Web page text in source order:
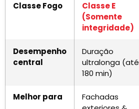
Classe Fogo
Classe E
(Somente
integridade)
Desempenho
central
Duração
ultralonga (até
180 min)
Melhor para
Fachadas